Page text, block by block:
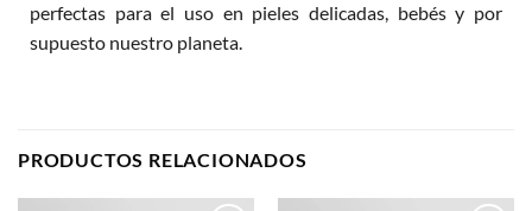
perfectas para el uso en pieles delicadas, bebés y por
supuesto nuestro planeta.
PRODUCTOS RELACIONADOS